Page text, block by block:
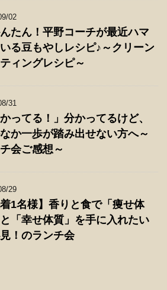
02
たん！平野コーチが最近ハマ
る豆もやしレシピ♪～クリーン
ィングレシピ～
31
かってる！」分かってるけど、
か一歩が踏み出せない方へ～
会ご感想～
29
着1名様】香りと食で「痩せ体
「幸せ体質」を手に入れたい
！のランチ会